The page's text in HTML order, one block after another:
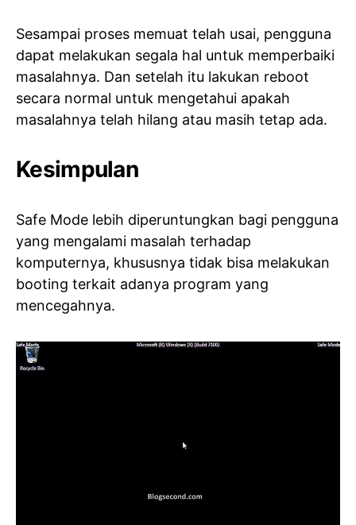
Sesampai proses memuat telah usai, pengguna
dapat melakukan segala hal untuk memperbaiki
masalahnya. Dan setelah itu lakukan reboot
secara normal untuk mengetahui apakah
masalahnya telah hilang atau masih tetap ada.
Kesimpulan
Safe Mode lebih diperuntungkan bagi pengguna
yang mengalami masalah terhadap
komputernya, khususnya tidak bisa melakukan
booting terkait adanya program yang
mencegahnya.